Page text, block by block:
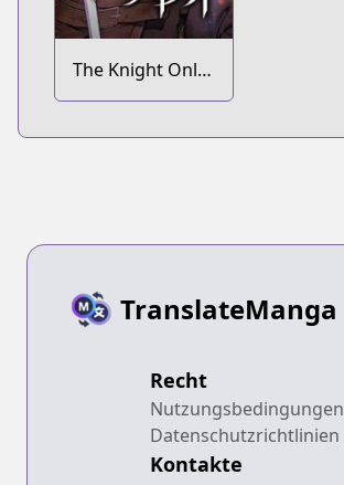
The Knight Only
Lives Today
TranslateManga
Recht
Nutzungsbedingungen
Datenschutzrichtlinien
Kontakte